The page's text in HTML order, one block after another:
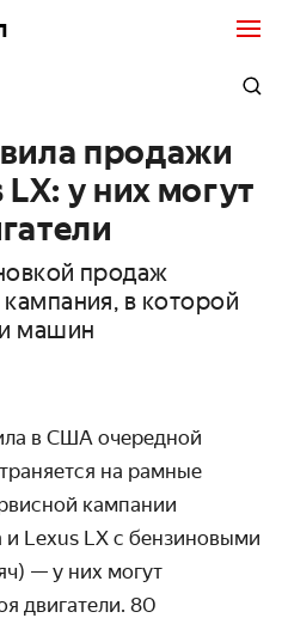
продажи
у них могут
продаж
в которой
машин
в США очередной
на рамные
кампании
и Lexus LX с бензиновыми
— у них могут
двигатели. 80